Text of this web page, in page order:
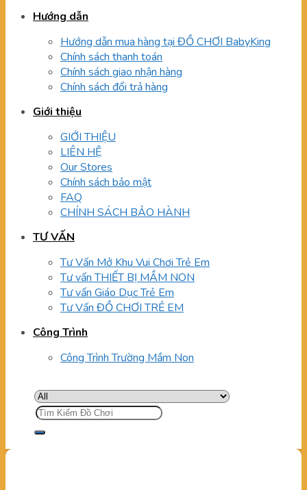
Hướng dẫn
Hướng dẫn mua hàng tại ĐỒ CHƠI BabyKing
Chính sách thanh toán
Chính sách giao nhận hàng
Chính sách đổi trả hàng
Giới thiệu
GIỚI THIỆU
LIÊN HỆ
Our Stores
Chính sách bảo mật
FAQ
CHÍNH SÁCH BẢO HÀNH
TƯ VẤN
Tư Vấn Mở Khu Vui Chơi Trẻ Em
Tư vấn THIẾT BỊ MẦM NON
Tư vấn Giáo Dục Trẻ Em
Tư Vấn ĐỒ CHƠI TRẺ EM
Công Trình
Công Trình Trường Mầm Non
Tìm
kiếm: